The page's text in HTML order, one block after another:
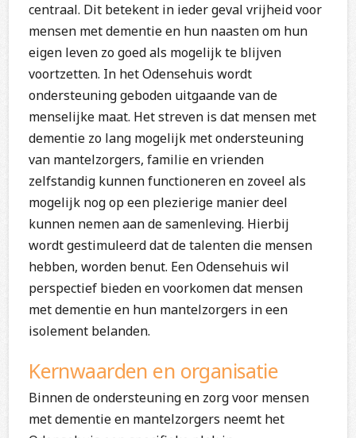
centraal. Dit betekent in ieder geval vrijheid voor
mensen met dementie en hun naasten om hun
eigen leven zo goed als mogelijk te blijven
voortzetten. In het Odensehuis wordt
ondersteuning geboden uitgaande van de
menselijke maat. Het streven is dat mensen met
dementie zo lang mogelijk met ondersteuning
van mantelzorgers, familie en vrienden
zelfstandig kunnen functioneren en zoveel als
mogelijk nog op een plezierige manier deel
kunnen nemen aan de samenleving. Hierbij
wordt gestimuleerd dat de talenten die mensen
hebben, worden benut. Een Odensehuis wil
perspectief bieden en voorkomen dat mensen
met dementie en hun mantelzorgers in een
isolement belanden.
Kernwaarden en organisatie
Binnen de ondersteuning en zorg voor mensen
met dementie en mantelzorgers neemt het